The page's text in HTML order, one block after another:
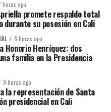
horas ago
promete respaldo total
durante su posesión en Cali
8 horas ago
Honorio Henríquez: dos
familia en la Presidencia
9 horas ago
la representación de Santa
presidencial en Cali